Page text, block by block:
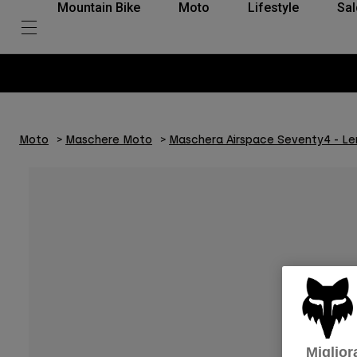
Mountain Bike Moto Lifestyle
Moto Maschere Moto Maschera Airspace Seventy4 -